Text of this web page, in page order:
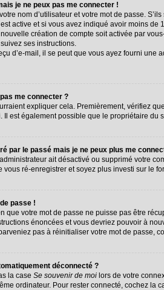
je ne peux pas me connecter !
nom d’utilisateur et votre mot de passe.
active et si vous avez indiqué avoir moins
création de compte soit activée par
ses instructions.
d’e-mail, il se peut que vous ayez fourni
me connecter ?
expliquer cela. Premièrement, vérifiez
Il est également possible que le propriétaire
par le passé mais je ne peux plus me
administrateur ait désactivé ou supprimé votre
vous ré-enregistrer et soyez plus investi sur le
passe !
que votre mot de passe ne puisse pas être
énoncées et vous devriez pouvoir à
pas à réinitialiser votre mot de passe,
déconnecté ?
la case Se souvenir de moilors de votre
ordinateur. Pour rester connecté, cochez la